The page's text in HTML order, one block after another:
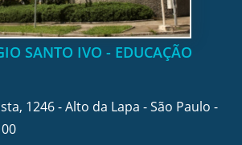
SANTO IVO - EDUCAÇÃO
1246 - Alto da Lapa - São Paulo -